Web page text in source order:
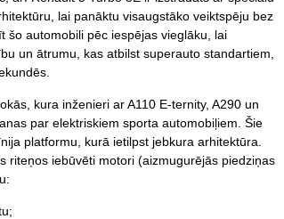
lai panāktu visaugstāko veiktspēju bez
šo automobili pēc iespējas vieglāku, lai
un ātrumu, kas atbilst superauto standartiem,
kura inženieri ar A110 E-ternity, A290 un
par elektriskiem sporta automobiļiem. Šie
platformu, kurā ietilpst jebkura arhitektūra.
riteņos iebūvēti motori (aizmugurējās piedziņas